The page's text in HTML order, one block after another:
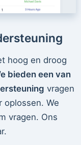
hoog en droog
bieden een van
vragen
oplossen. We
vragen. Ons